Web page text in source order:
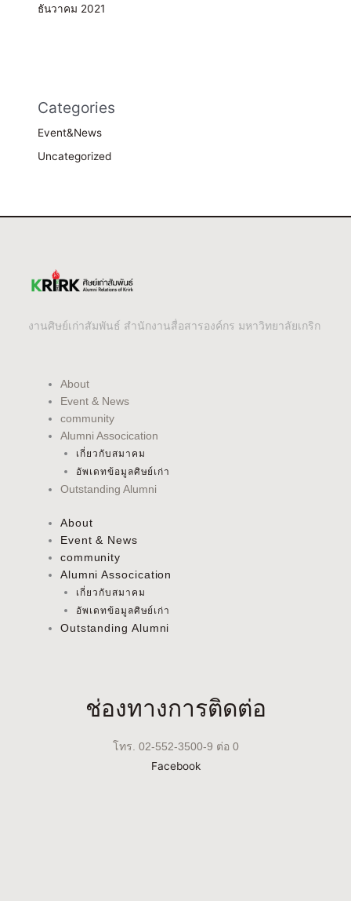
ธันวาคม 2021
Categories
Event&News
Uncategorized
งานศิษย์เก่าสัมพันธ์ สำนักงานสื่อสารองค์กร มหาวิทยาลัยเกริก
About
Event & News
community
Alumni Assocication
เกี่ยวกับสมาคม
อัพเดทข้อมูลศิษย์เก่า
Outstanding Alumni
About
Event & News
community
Alumni Assocication
เกี่ยวกับสมาคม
อัพเดทข้อมูลศิษย์เก่า
Outstanding Alumni
ช่องทางการติดต่อ
โทร. 02-552-3500-9 ต่อ 0
Facebook